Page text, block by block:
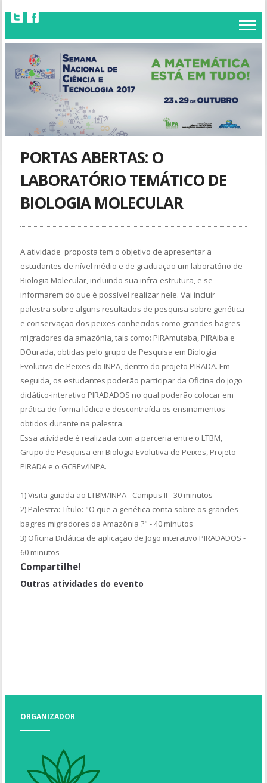
PORTAS ABERTAS: O
LABORATÓRIO TEMÁTICO DE
BIOLOGIA MOLECULAR
A atividade proposta tem o objetivo de apresentar a
estudantes de nível médio e de graduação um laboratório de
Biologia Molecular, incluindo sua infra-estrutura, e se
informarem do que é possível realizar nele. Vai incluir
palestra sobre alguns resultados de pesquisa sobre genética
e conservação dos peixes conhecidos como grandes bagres
migradores da amazônia, tais como: PIRAmutaba, PIRAiba e
DOurada, obtidas pelo grupo de Pesquisa em Biologia
Evolutiva de Peixes do INPA, dentro do projeto PIRADA. Em
seguida, os estudantes poderão participar da Oficina do jogo
didático-interativo PIRADADOS no qual poderão colocar em
prática de forma lúdica e descontraída os ensinamentos
obtidos durante na palestra.
Essa atividade é realizada com a parceria entre o LTBM,
Grupo de Pesquisa em Biologia Evolutiva de Peixes, Projeto
PIRADA e o GCBEv/INPA.
1) Visita guiada ao LTBM/INPA - Campus II - 30 minutos
2) Palestra: Título: "O que a genética conta sobre os grandes
bagres migradores da Amazônia ?" - 40 minutos
3) Oficina Didática de aplicação de Jogo interativo PIRADADOS -
60 minutos
Compartilhe!
Outras atividades do evento
ORGANIZADOR